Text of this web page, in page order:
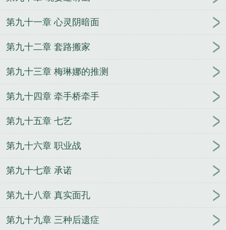
第九十一章 心灵阴暗面
第九十二章 套路搬家
第九十三章 梅琳娜的推测
第九十四章 牵手桥牵手
第九十五章 七艺
第九十六章 职业战
第九十七章 承诺
第九十八章 真实面孔
第九十九章 三种后遗症